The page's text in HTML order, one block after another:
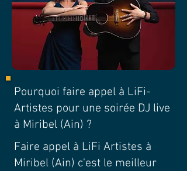
Pourquoi faire appel à LiFi-
Artistes pour une soirée DJ live
à Miribel (Ain) ?
Faire appel à LiFi Artistes à
Miribel (Ain) c'est le meilleur